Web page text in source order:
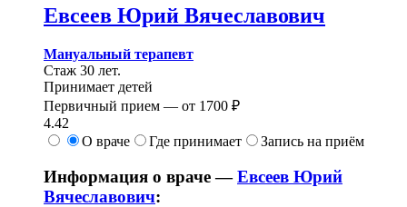
Евсеев Юрий Вячеславович
Мануальный терапевт
Стаж 30 лет.
Принимает детей
Первичный прием — от 1700 ₽
4.42
О враче
Где принимает Запись на приём
Информация о враче —Евсеев Юрий
Вячеславович: